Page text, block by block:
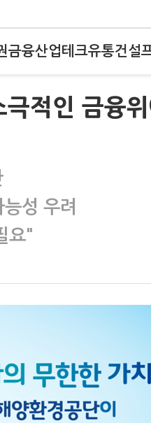
금융산업테크유통건설
적인 금융
성 우려
요"